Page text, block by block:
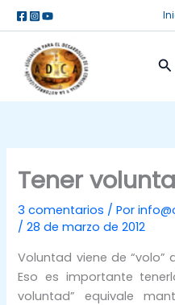
al
contenido
Buscar
Tener
3 comentarios / Por
/28 de marzo de 2012
Voluntad viene de “volo”
Eso es importante
voluntad” equivale